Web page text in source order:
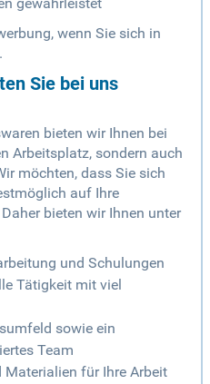
gewährleistet
wenn Sie sich in
Sie bei uns
bieten wir Ihnen bei
Arbeitsplatz, sondern auch
möchten, dass Sie sich
auf Ihre
bieten wir Ihnen unter
und Schulungen
Tätigkeit mit viel
sowie ein
Team
Materialien für Ihre Arbeit